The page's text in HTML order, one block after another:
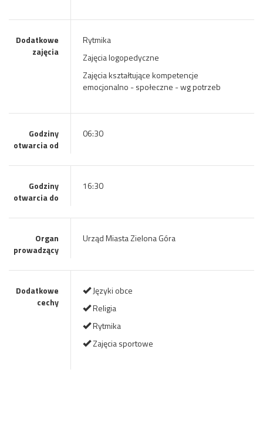
Dodatkowe
zajęcia
Rytmika
Zajęcia logopedyczne
Zajęcia kształtujące kompetencje
emocjonalno - społeczne - wg potrzeb
Godziny
otwarcia od
06:30
Godziny
otwarcia do
16:30
Organ
prowadzący
Urząd Miasta Zielona Góra
Dodatkowe
cechy
Języki obce
Religia
Rytmika
Zajęcia sportowe